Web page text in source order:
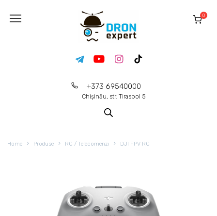
+373 69540000
Chișinău, str. Tiraspol 5
0
Home Produse RC / Telecomenzi DJI FPV RC